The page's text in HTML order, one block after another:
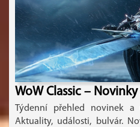
WoW Classic –
Týdenní přehled novinek a
Aktuality, události, bulvár.